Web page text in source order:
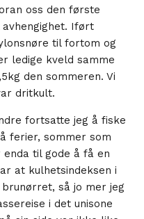
oss den første
Iført
til fortom og
ledige kveld samme
den sommeren. Vi
dritkult.
fortsatte jeg å fiske
ferier, sommer som
enda til gode å få en
at kulhetsindeksen i
så jo mer jeg
i det unisone